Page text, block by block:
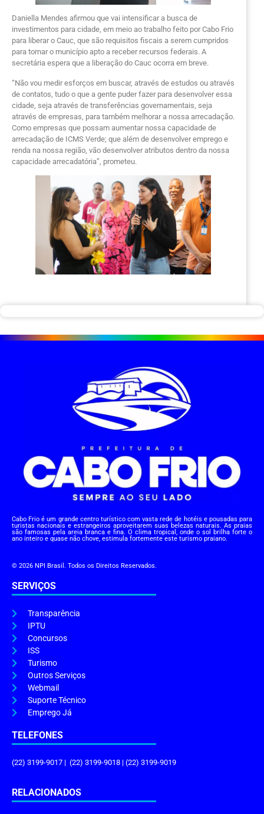
Daniella Mendes afirmou que vai intensificar a busca de
investimentos para cidade, em meio ao trabalho feito por Cabo Frio
para liberar o Cauc, que são requisitos fiscais a serem cumpridos
para tornar o município apto a receber recursos federais. A
secretária espera que a liberação do Cauc ocorra em breve.
“Não vou medir esforços em buscar, através de estudos ou através
de contatos, tudo o que a gente puder fazer para desenvolver essa
cidade, seja através de transferências governamentais, seja
através de empresas, para também melhorar a nossa arrecadação.
Como empresas que possam aumentar nossa capacidade de
arrecadação de ICMS Verde; que além de desenvolver emprego e
renda na nossa região, vão desenvolver atributos dentro da nossa
capacidade arrecadatória”, prometeu.
Cabo Frio é um grande centro turístico com vasta rede de hotéis e pousadas para
turistas nacionais e estrangeiros aproveitarem suas belezas naturais. As praias
são famosas pela areia branca e fina. O clima tropical, onde o sol brilha forte o
ano inteiro e quase não chove, estimula fortemente este turismo praiano.
© 2026 NPI Brasil. Todos os Direitos Reservados.
SERVIÇOS
Transparência
IPTU
Concursos
ISS
Turismo
Outros Serviços
Webmail
Suporte Técnico
Emprego Já
TELEFONES
(22) 3199-9017 | (22) 3199-9018 | (22) 3199-9019
RELACIONADOS